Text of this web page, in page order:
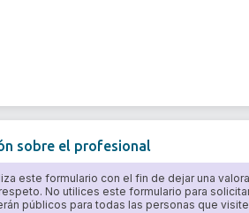
sobre el profesional
este formulario con el fin de dejar una
No utilices este formulario para
públicos para todas las personas que